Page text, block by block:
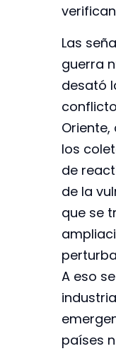
Las
guerra
desató
los
de
de la
que se
A eso
países